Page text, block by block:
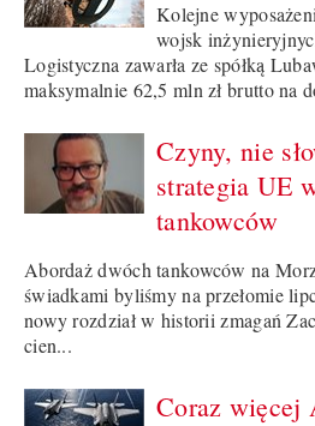
Kolejne
wojsk
Logistyczna zawarła ze spółką
maksymalnie 62,5 mln zł brutto na
Czyny, nie
strategia UE
tankowców
Abordaż dwóch tankowców na
świadkami byliśmy na przełomie
nowy rozdział w historii zmagań
cien...
Coraz więcej